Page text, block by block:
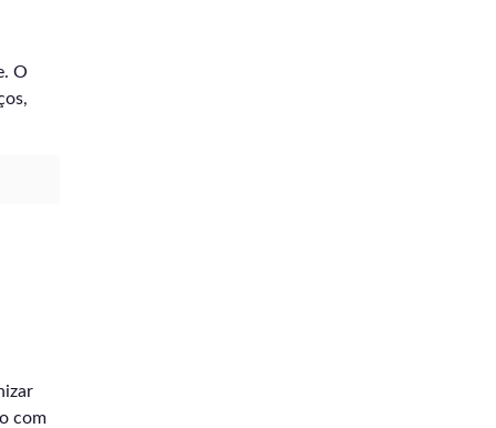
O
com